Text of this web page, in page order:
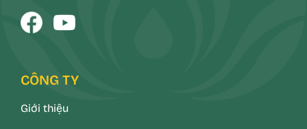
CÔNG TY
Giới thiệu